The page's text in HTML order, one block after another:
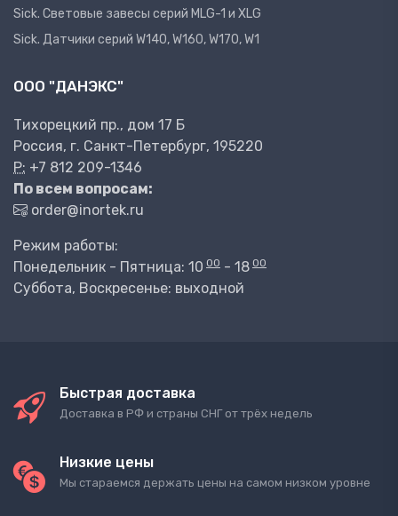
Sick. Световые завесы серий MLG-1 и XLG
Sick. Датчики серий W140, W160, W170, W1
ООО "ДАНЭКС"
Тихорецкий пр., дом 17 Б
Россия, г. Санкт-Петербург, 195220
P: +7 812 209-1346
По всем вопросам:
order@inortek.ru
Режим работы:
Понедельник - Пятница: 10 00 - 18 00
Суббота, Воскресенье: выходной
Быстрая доставка
Доставка в РФ и страны СНГ от трёх недель
Низкие цены
Мы стараемся держать цены на самом низком уровне